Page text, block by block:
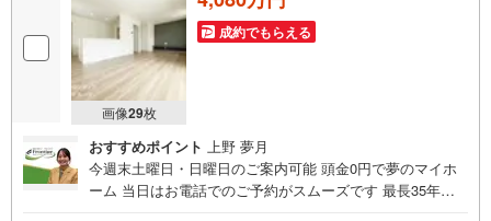
画像29枚
成約でもらえる
おすすめポイント 上野 夢月
今週末土曜日・日曜日のご案内可能 頭金0円で夢のマイホ
ーム 当日はお電話でのご予約がスムーズです 最長35年の